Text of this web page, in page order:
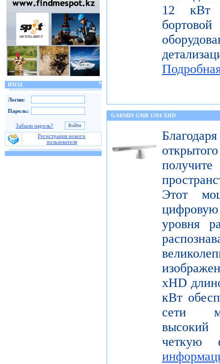
ВХОД
Логин:
Пароль:
Забыли пароль?
Регистрация нового
пользователя
12 кВт
GARMIN GMR 1204 XHD
Этот
уровня
xHD
кВт
сети
высокий
четкую